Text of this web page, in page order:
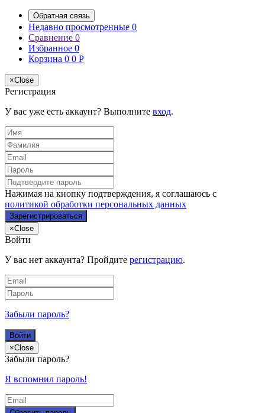
Обратная связь
Недавно просмотренные 0
Сравнение 0
Избранное 0
Корзина 0 0 Р
×Close
Регистрация
У вас уже есть аккаунт? Выполните вход.
Нажимая на кнопку подтверждения, я соглашаюсь с
политикой обработки персональных данных
×Close
Войти
У вас нет аккаунта? Пройдите регистрацию.
Забыли пароль?
×Close
Забыли пароль?
Я вспомнил пароль!